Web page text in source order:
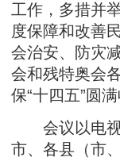
工作，多措并
度保障和改善
会治安、防灾
会和残特奥会
保“十四五”圆
会议以电视
市、各县（市